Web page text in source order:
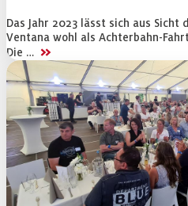
Das Jahr 2023 lässt sich aus Sicht
Ventana wohl als Achterbahn-
Die … >>